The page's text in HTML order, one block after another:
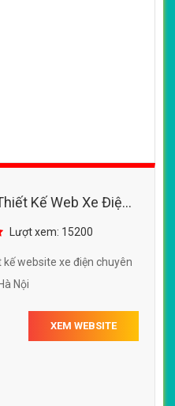
Kế Web Xe Điện
chuẩn SEO
Lượt xem: 15200
website xe điện chuyên
Nội
XEM WEBSITE